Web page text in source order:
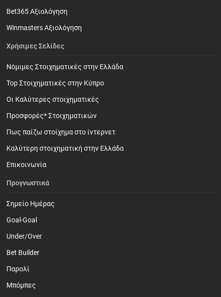
Bet365 Αξιολόγηση
Winmasters Αξιολόγηση
Χρήσιμες Σελίδες
Νόμιμες Στοιχηματικές στην Ελλάδα
Top Στοιχηματικές στην Κύπρο
Οι Καλύτερες στοιχηματικές
Προσφορές* Στοιχηματικών
Πως παίζω στοίχημα στο ίντερνετ
Καλύτερη στοιχηματική στην Ελλάδα
Επικοινωνία
Προγνωστικά
Σημείο Ημέρας
Goal-Goal
Under/Over
Bet Builder
Παρολί
Mπόμπες